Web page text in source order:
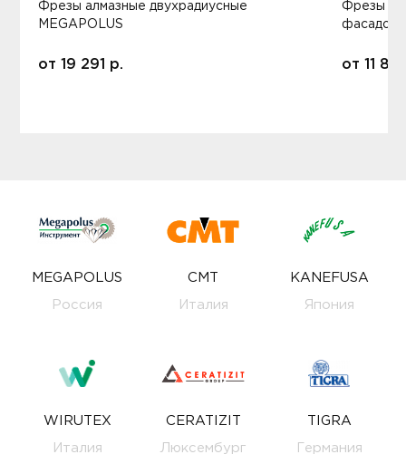
Фрезы алмазные двухрадиусные
MEGAPOLUS
от 19 291 р.
Фрезы
фасадов
от 11
MEGAPOLUS
Россия
CMT
Италия
KANEFUSA
Япония
WIRUTEX
Италия
CERATIZIT
Люксембург
TIGRA
Германия